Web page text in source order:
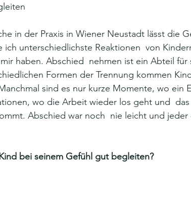
in der Praxis in Wiener Neustadt lässt die
ich unterschiedlichste Reaktionen  von
haben. Abschied  nehmen ist ein Abteil für
Formen der Trennung kommen
sind es nur kurze Momente, wo ein
wo die Arbeit wieder los geht und
Abschied war noch  nie leicht und
bei seinem Gefühl gut begleiten?